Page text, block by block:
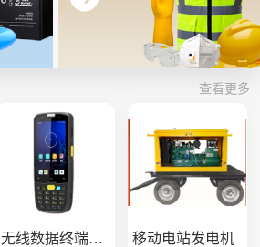
查看更多
无线数据终端
移动电站发电机